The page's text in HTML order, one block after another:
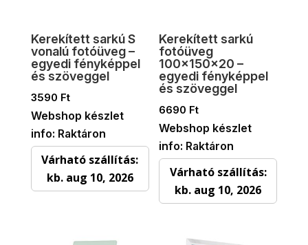
Kerekített sarkú S
vonalú fotóüveg –
egyedi fényképpel
és szöveggel
3590 Ft
Webshop készlet
info: Raktáron
Várható szállítás:
kb. aug 10, 2026
Kerekített sarkú
fotóüveg
100×150×20 –
egyedi fényképpel
és szöveggel
6690 Ft
Webshop készlet
info: Raktáron
Várható szállítás:
kb. aug 10, 2026